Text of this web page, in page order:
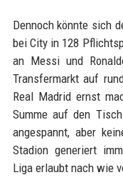
Dennoch könnte sich
bei City in 128
an Messi und
Transfermarkt auf
Real Madrid ernst
Summe auf den
angespannt, aber
Stadion generiert
Liga erlaubt nach wie